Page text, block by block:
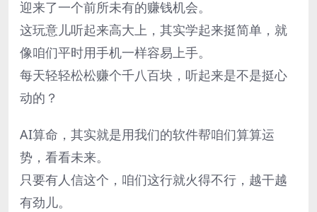
迎来了一个前所未有的赚钱机会。
这玩意儿听起来高大上，其实学起来挺简单，就
像咱们平时用手机一样容易上手。
每天轻轻松松赚个千八百块，听起来是不是挺心
动的？
AI算命，其实就是用我们的软件帮咱们算算运
势，看看未来。
只要有人信这个，咱们这行就火得不行，越干越
有劲儿。